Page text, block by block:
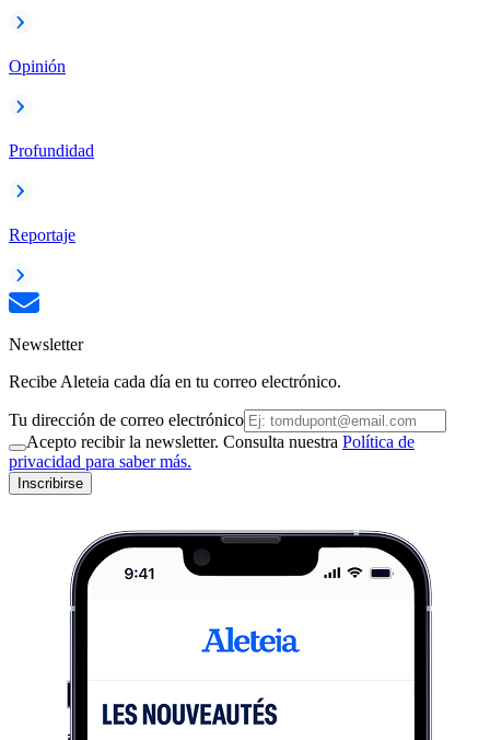
Opinión
Profundidad
Reportaje
Newsletter
Recibe Aleteia cada día en tu correo electrónico.
Tu dirección de correo electrónico
Acepto recibir la newsletter. Consulta nuestra Política de
privacidad para saber más.
Inscribirse